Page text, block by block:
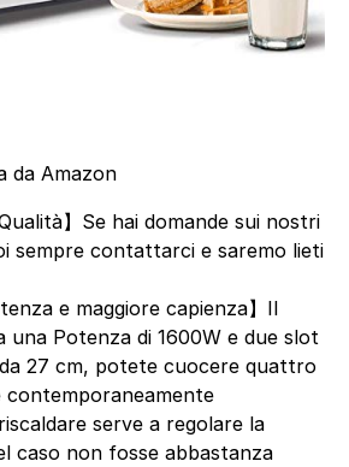
da Amazon
Qualità】Se hai domande sui nostri
sempre contattarci e saremo lieti
e maggiore capienza】Il
una Potenza di 1600W e due slot
27 cm, potete cuocere quattro
serve a regolare la
caso non fosse abbastanza